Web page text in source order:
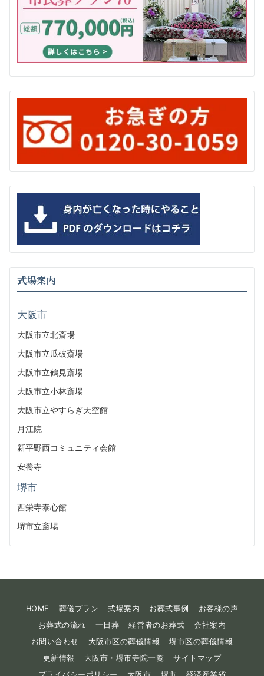
式場案内
大阪市
大阪市立北斎場
大阪市立瓜破斎場
大阪市立鶴見斎場
大阪市立小林斎場
大阪市立やすらぎ天空館
月江院
新平野西コミュニティ会館
安養寺
堺市
西栄寺泰心館
堺市立斎場
HOME 葬儀プラン 式場案内 お葬式事例
お客様の声
お葬式の流れ
一日葬 経営者のお葬式
会社案内
お問い合わせ
大阪市区の葬儀情報
堺市区の葬儀情報
更新情報
大阪市・堺市寺院一覧
サイトマップ